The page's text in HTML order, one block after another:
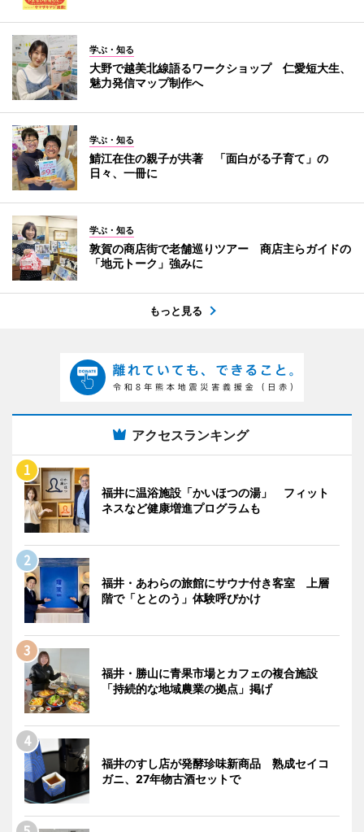
学ぶ・知る
大野で越美北線語るワークショップ 仁愛短大生、
魅力発信マップ制作へ
学ぶ・知る
鯖江在住の親子が共著 「面白がる子育て」の
日々、一冊に
学ぶ・知る
敦賀の商店街で老舗巡りツアー 商店主らガイドの
「地元トーク」強みに
もっと見る
アクセスランキング
福井に温浴施設「かいほつの湯」 フィット
ネスなど健康増進プログラムも
福井・あわらの旅館にサウナ付き客室 上層
階で「ととのう」体験呼びかけ
福井・勝山に青果市場とカフェの複合施設
「持続的な地域農業の拠点」掲げ
福井のすし店が発酵珍味新商品 熟成セイコ
ガニ、27年物古酒セットで